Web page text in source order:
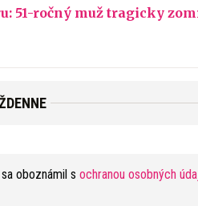
51-ročný muž tragicky
oboznámil s ochranou osobných